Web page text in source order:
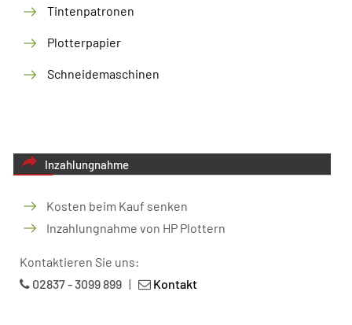
Tintenpatronen
Plotterpapier
Schneidemaschinen
Inzahlungnahme
Kosten beim Kauf senken
Inzahlungnahme von HP Plottern
Kontaktieren Sie uns:
02837 - 3099 899 | Kontakt